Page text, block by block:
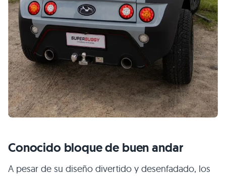
Conocido bloque de buen andar
A pesar de su diseño divertido y desenfadado, los